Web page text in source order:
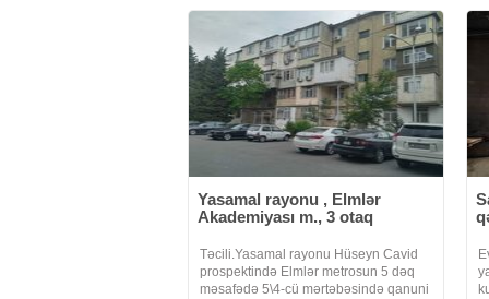
Yasamal rayonu , Elmlər
Akademiyası m., 3 otaq
Təcili.Yasamal rayonu Hüseyn Cavid
prospektində Elmlər metrosun 5 dəq
məsafədə 5\4-cü mərtəbəsində qanuni